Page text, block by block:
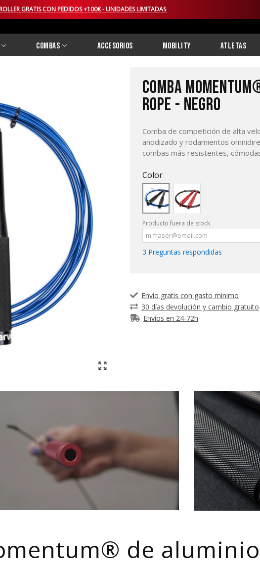
GRATIS CON PEDIDOS +100€ - UNIDADES LIMITADAS
Combas Accesorios Mobility Atletas
COMBA
ROPE - NEGRO
Comba de competición de alta
anodizado y rodamientos
combas más resistentes,
Color
Producto fuera de stock
3 Preguntas respondidas
Envío gratis con gasto mínimo
30 días devolución y cambio gratuito
Envíos en 24-72h
de aluminio